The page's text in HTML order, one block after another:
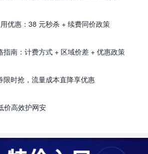
优惠：38 元秒杀 + 续费同价政策
指南：计费方式 + 区域价差 + 优惠政策
限时抢，流量成本直降享优惠
价高效护网安